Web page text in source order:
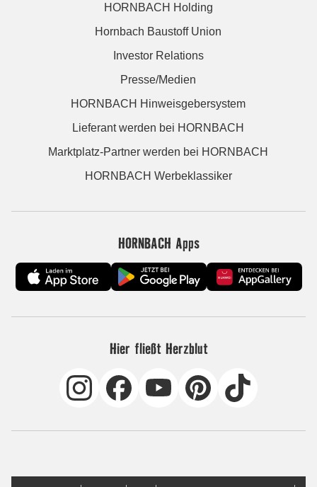
HORNBACH Holding
Hornbach Baustoff Union
Investor Relations
Presse/Medien
HORNBACH Hinweisgebersystem
Lieferant werden bei HORNBACH
Marktplatz-Partner werden bei HORNBACH
HORNBACH Werbeklassiker
HORNBACH Apps
Hier fließt Herzblut